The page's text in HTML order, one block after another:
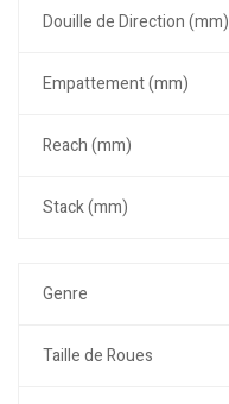
Douille de Direction (mm)
Empattement (mm)
Reach (mm)
Stack (mm)
Genre
Taille de Roues